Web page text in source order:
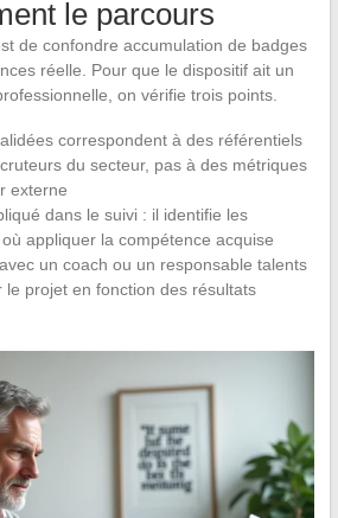
le parcours
de confondre accumulation de badges
réelle. Pour que le dispositif ait un
on vérifie trois points.
correspondent à des référentiels
du secteur, pas à des métriques
externe
dans le suivi : il identifie les
appliquer la compétence acquise
un coach ou un responsable talents
le projet en fonction des résultats